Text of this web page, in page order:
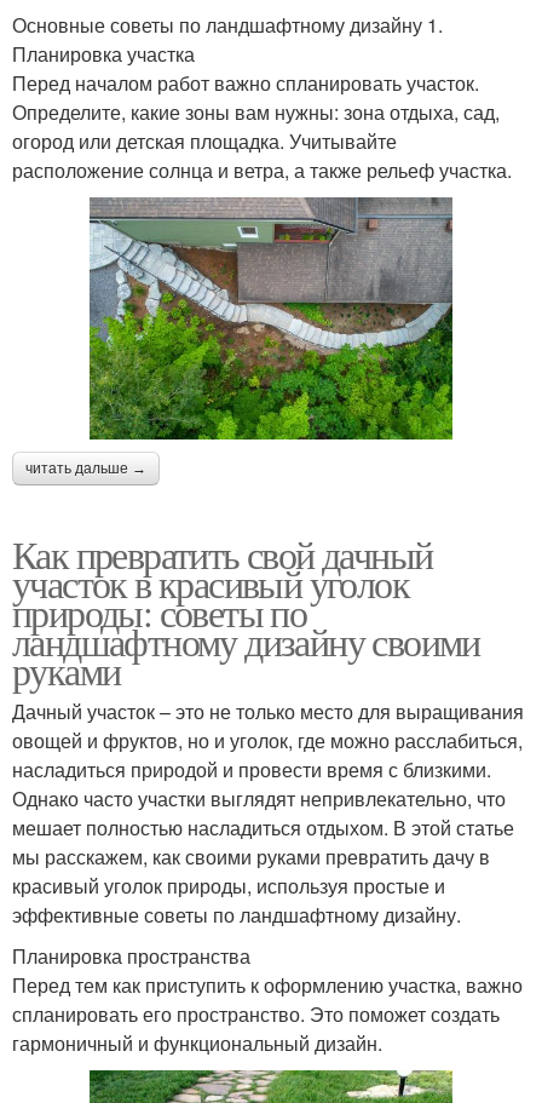
Основные советы по ландшафтному дизайну 1.
Планировка участка
Перед началом работ важно спланировать участок.
Определите, какие зоны вам нужны: зона отдыха, сад,
огород или детская площадка. Учитывайте
расположение солнца и ветра, а также рельеф участка.
читать дальше →
Как превратить свой дачный
участок в красивый уголок
природы: советы по
ландшафтному дизайну своими
руками
Дачный участок – это не только место для выращивания
овощей и фруктов, но и уголок, где можно расслабиться,
насладиться природой и провести время с близкими.
Однако часто участки выглядят непривлекательно, что
мешает полностью насладиться отдыхом. В этой статье
мы расскажем, как своими руками превратить дачу в
красивый уголок природы, используя простые и
эффективные советы по ландшафтному дизайну.
Планировка пространства
Перед тем как приступить к оформлению участка, важно
спланировать его пространство. Это поможет создать
гармоничный и функциональный дизайн.